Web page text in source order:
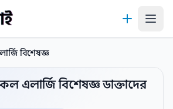
বিশেষজ্ঞ
এলার্জি বিশেষজ্ঞ ডাক্তাদের